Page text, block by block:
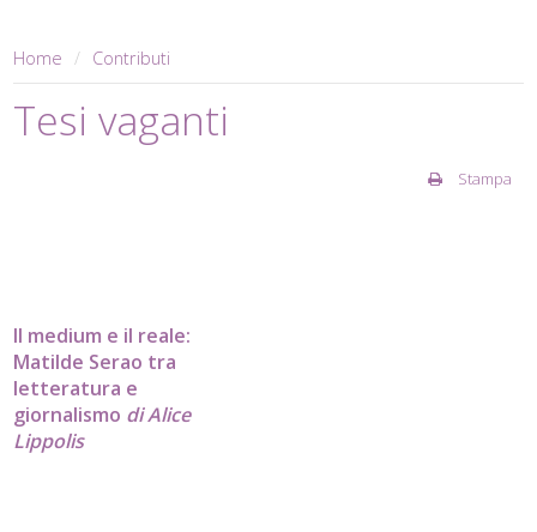
Home Contributi
Tesi vaganti
Stampa
Il medium e il reale:
Matilde Serao tra
letteratura e
giornalismo di Alice
Lippolis